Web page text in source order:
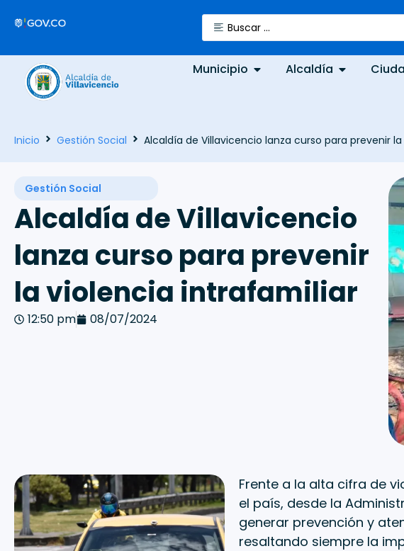
Municipio Alcaldía
Inicio Gestión Social Alcaldía de Villavicencio lanza curso para prevenir
Gestión Social
Alcaldía de Villavicencio
lanza curso para prevenir
la violencia intrafamiliar
12:50 pm 08/07/2024
Frente a la alta cifra de
el país, desde la
generar prevención y
resaltando siempre la